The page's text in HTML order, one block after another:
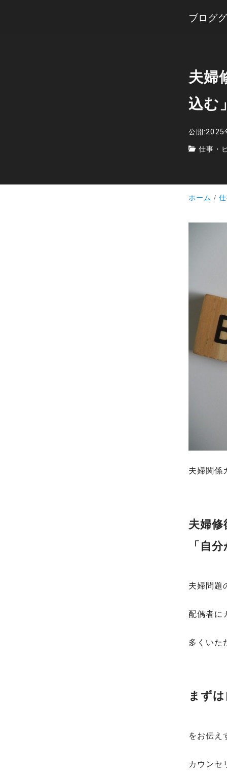
ブロググ
夫婦
込む
公開:2025
仕事・
ホーム
夫婦関係
夫婦
「自
夫婦問題
配偶者に
多くいた
まず
をお伝え
カウンセ